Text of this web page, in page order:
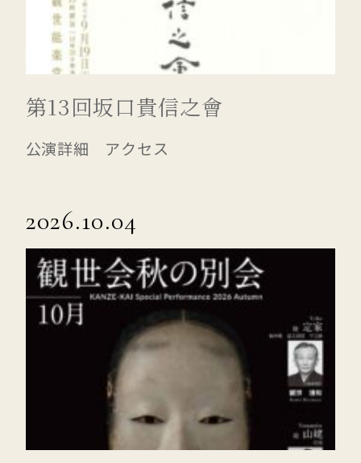
第13回坂口貴信之會
公演詳細 アクセス
2026.10.04